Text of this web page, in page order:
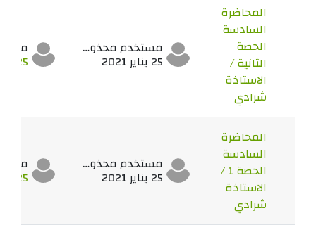
المحاضرة
السادسة
الحصة
الثانية /
الاستاذة
شرادي
مستخدم محذوف
25 يناير 2021 25 يناير 2021
المحاضرة
السادسة
الحصة 1 /
الاستاذة
شرادي
مستخدم محذوف
25 يناير 2021 25 يناير 2021